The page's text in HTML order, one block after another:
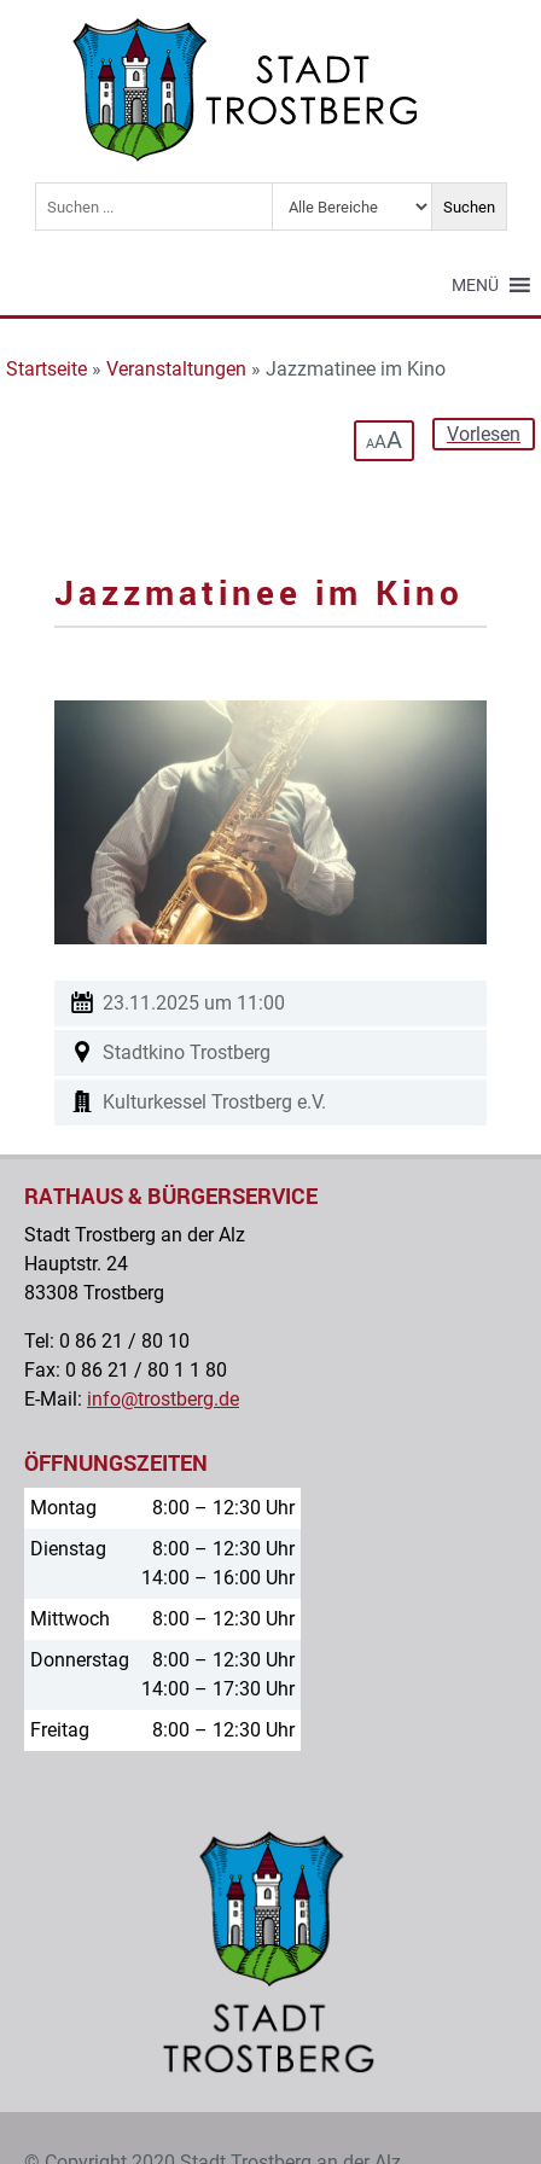
MENÜ
Startseite » Veranstaltungen » Jazzmatinee im Kino
Vorlesen
AAA
Jazzmatinee im Kino
23.11.2025 um 11:00
Stadtkino Trostberg
Kulturkessel Trostberg e.V.
RATHAUS & BÜRGERSERVICE
Stadt Trostberg an der Alz
Hauptstr. 24
83308 Trostberg
Tel: 0 86 21 / 80 10
Fax: 0 86 21 / 80 1 1 80
E-Mail: info@trostberg.de
ÖFFNUNGSZEITEN
Montag
8:00 – 12:30 Uhr
Dienstag
8:00 – 12:30 Uhr
14:00 – 16:00 Uhr
Mittwoch
8:00 – 12:30 Uhr
Donnerstag
8:00 – 12:30 Uhr
14:00 – 17:30 Uhr
Freitag
8:00 – 12:30 Uhr